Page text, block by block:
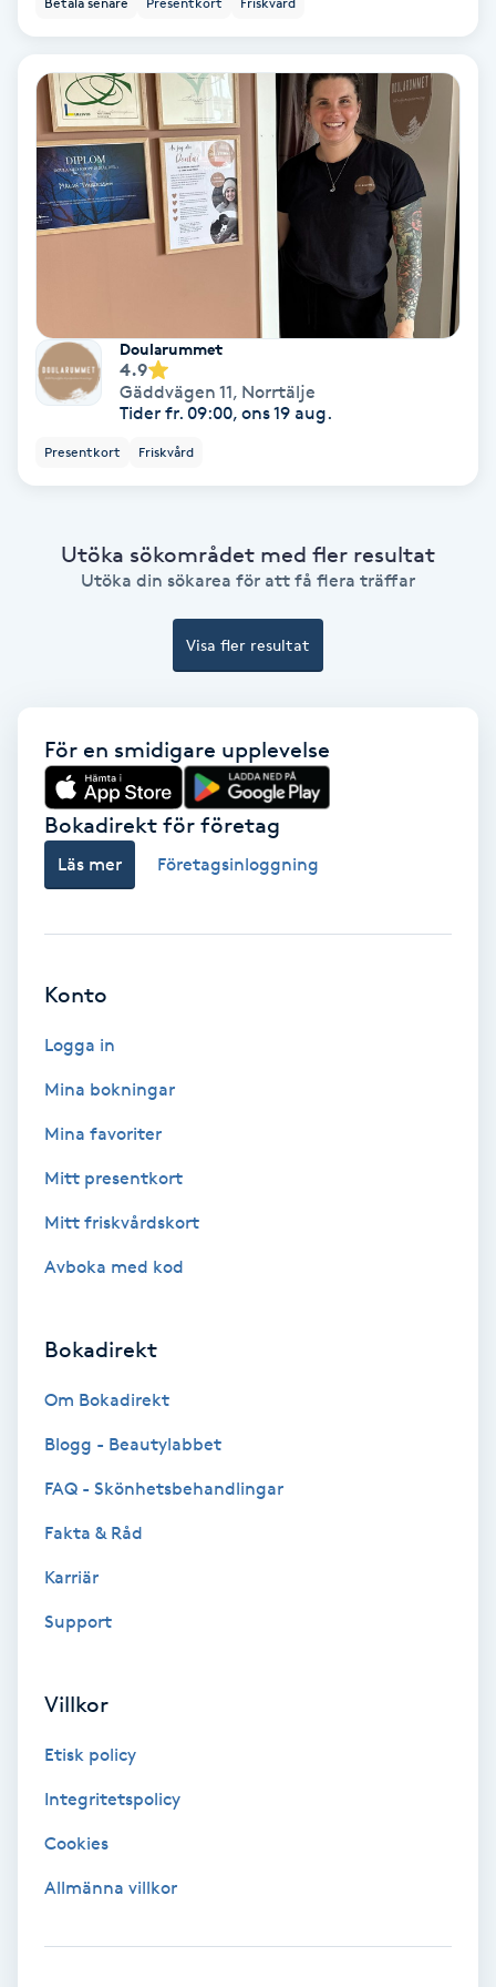
Babylights
Balayage
Bambumassage
Barnklippning
Blowout
Bottenfärg
Bröllopsuppsättning
Celluliter
Color correction
Dermapen
Extensions borttagning
Faceliftmassage
Fet hårbotten
Fibromassage
Doularummet
4.9
Gäddvägen 11, Norrtälje
Tider fr. 09:00, ons 19 aug.
Presentkort Friskvård
Utöka sökområdet med fler resultat
Utöka din sökarea för att få flera träffar
Visa fler resultat
För en smidigare upplevelse
Bokadirekt för företag
Läs mer Företagsinloggning
Konto
Logga in
Mina bokningar
Mina favoriter
Mitt presentkort
Mitt friskvårdskort
Avboka med kod
Bokadirekt
Om Bokadirekt
Blogg - Beautylabbet
FAQ - Skönhetsbehandlingar
Fakta & Råd
Karriär
Support
Villkor
Etisk policy
Integritetspolicy
Cookies
Allmänna villkor